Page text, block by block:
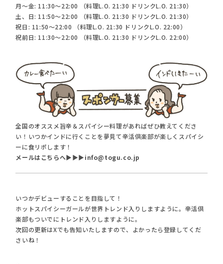
月～金: 11:30～22:00 （料理L.O. 21:30 ドリンクL.O. 21:30）
土、日: 11:50～22:00 （料理L.O. 21:30 ドリンクL.O. 21:30）
祝日: 11:50～22:00 （料理L.O. 21:30 ドリンクL.O. 22:00）
祝前日: 11:30～22:00 （料理L.O. 21:30 ドリンクL.O. 22:00）
全国のオススメ旨辛＆スパイシー料理があればぜひ教えてくださ
い！いつかインドに行くことを夢見て辛活倶楽部が楽しくスパイシ
ーに食リポします！
メールはこちらへ▶︎▶︎▶︎info@togu.co.jp
いつかデビューすることを目指して！
ホットスパイシーガールが世界トレンド入りしますように。辛活倶
楽部もついでにトレンド入りしますように。
次回の更新はXでも告知いたしますので、よかったら登録してくだ
さいね！